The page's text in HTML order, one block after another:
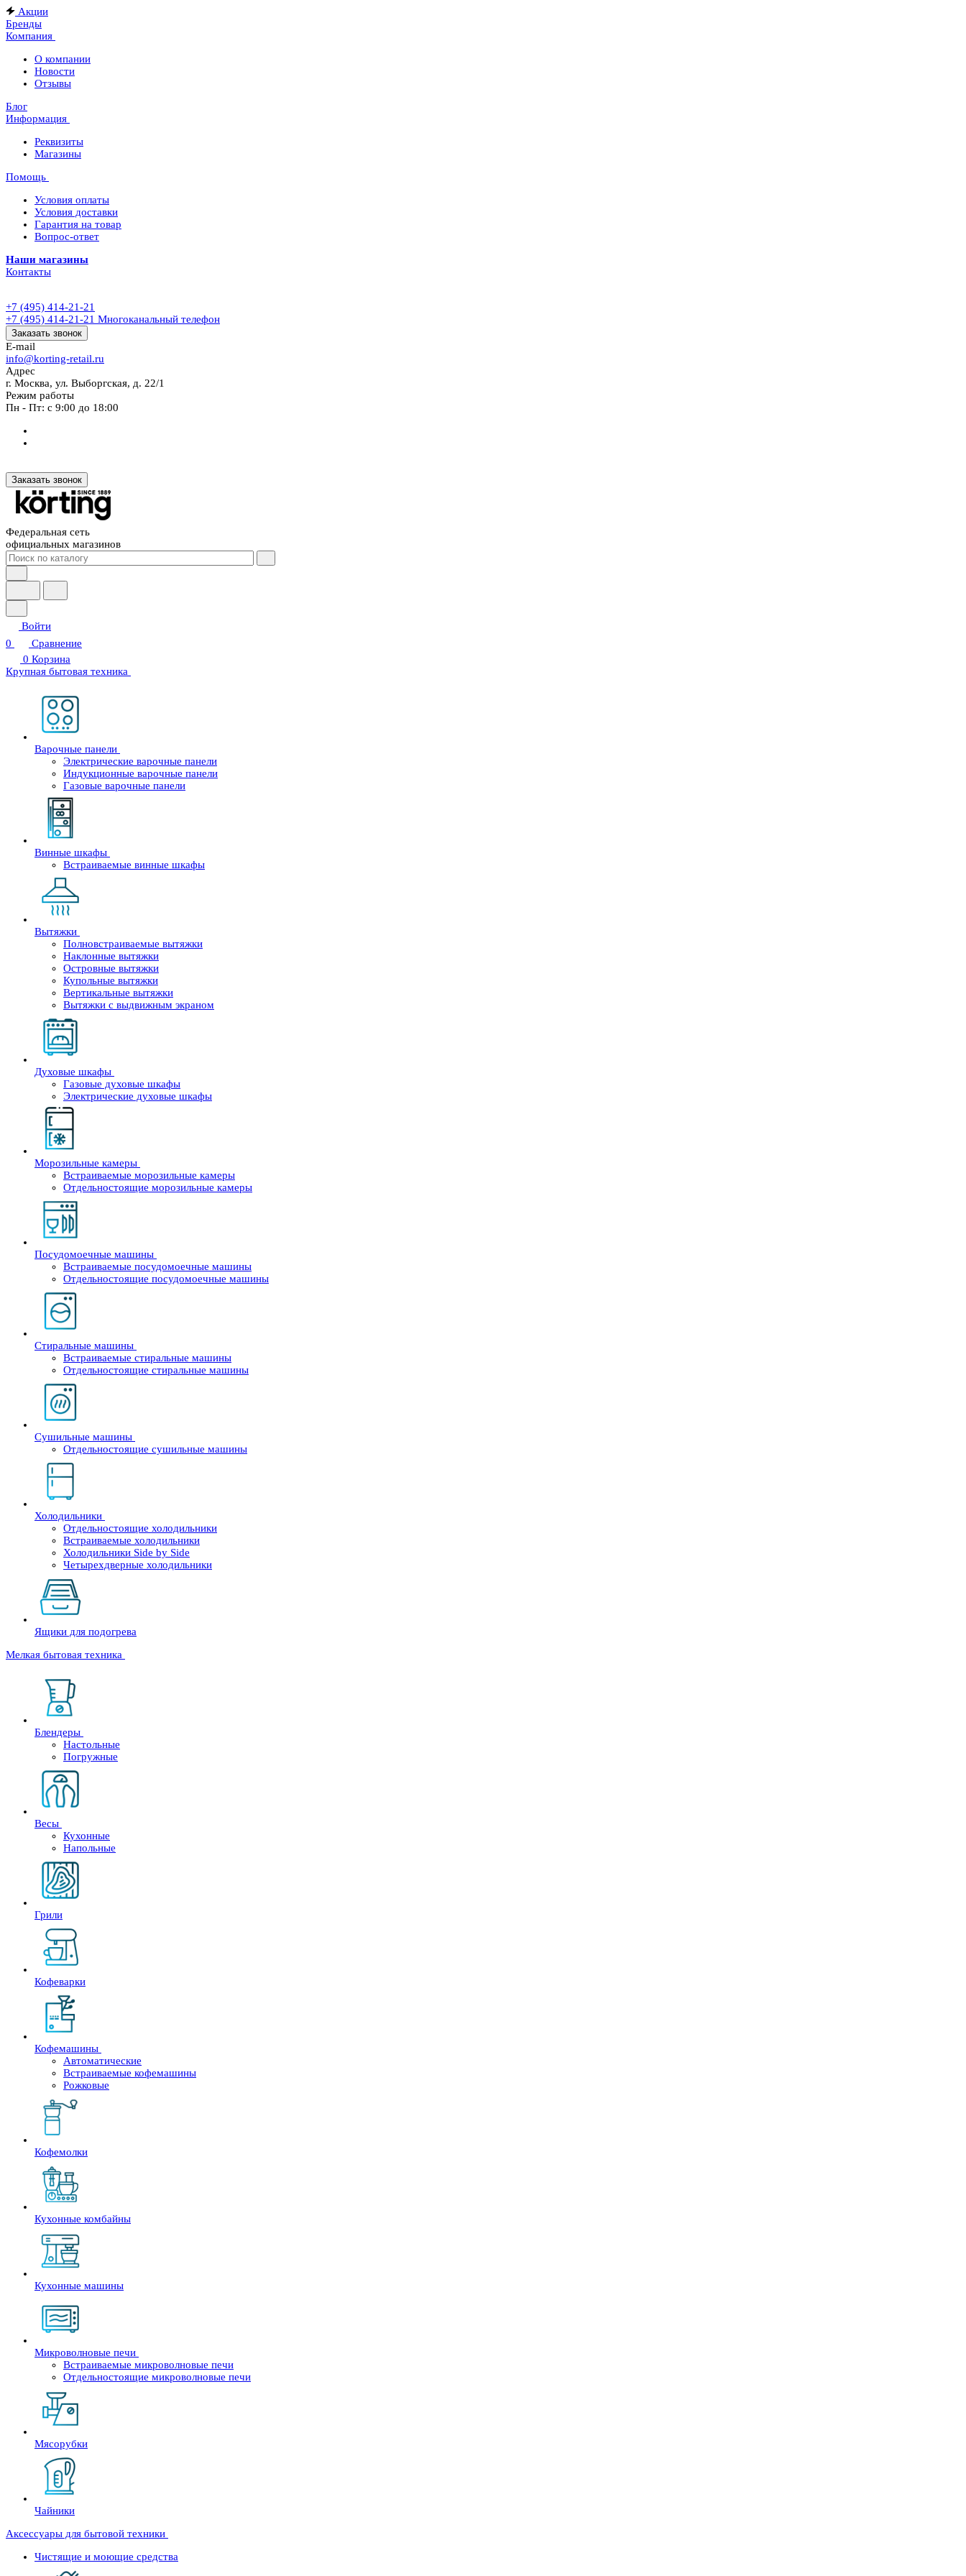
Акции
Бренды
Компания
О компании
Новости
Отзывы
Блог
Информация
Реквизиты
Магазины
Помощь
Условия оплаты
Условия доставки
Гарантия на товар
Вопрос-ответ
Наши магазины
Контакты
+7 (495) 414-21-21
+7 (495) 414-21-21 Многоканальный телефон
Заказать звонок
E-mail
info@korting-retail.ru
Адрес
г. Москва, ул. Выборгская, д. 22/1
Режим работы
Пн - Пт: с 9:00 до 18:00
Заказать звонок
Федеральная сеть
официальных магазинов
Войти
0
Сравнение
0 Корзина
Крупная бытовая техника
Варочные панели
Электрические варочные панели
Индукционные варочные панели
Газовые варочные панели
Винные шкафы
Встраиваемые винные шкафы
Вытяжки
Полновстраиваемые вытяжки
Наклонные вытяжки
Островные вытяжки
Купольные вытяжки
Вертикальные вытяжки
Вытяжки с выдвижным экраном
Духовые шкафы
Газовые духовые шкафы
Электрические духовые шкафы
Морозильные камеры
Встраиваемые морозильные камеры
Отдельностоящие морозильные камеры
Посудомоечные машины
Встраиваемые посудомоечные машины
Отдельностоящие посудомоечные машины
Стиральные машины
Встраиваемые стиральные машины
Отдельностоящие стиральные машины
Сушильные машины
Отдельностоящие сушильные машины
Холодильники
Отдельностоящие холодильники
Встраиваемые холодильники
Холодильники Side by Side
Четырехдверные холодильники
Ящики для подогрева
Мелкая бытовая техника
Блендеры
Настольные
Погружные
Весы
Кухонные
Напольные
Грили
Кофеварки
Кофемашины
Автоматические
Встраиваемые кофемашины
Рожковые
Кофемолки
Кухонные комбайны
Кухонные машины
Микроволновые печи
Встраиваемые микроволновые печи
Отдельностоящие микроволновые печи
Мясорубки
Чайники
Аксессуары для бытовой техники
Чистящие и моющие средства